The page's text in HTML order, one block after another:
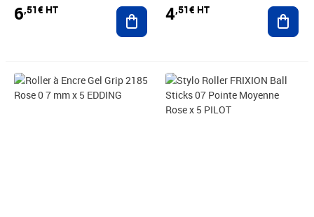
6,51€ HT Ajouter au panier
4,51€ HT
Prix 7,08€ HT Prix 8,42€ HT